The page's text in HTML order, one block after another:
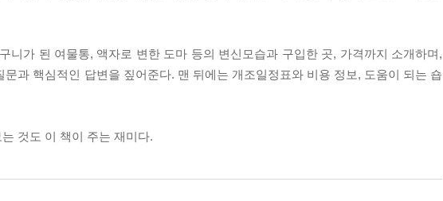
니가 된 여물통, 액자로 변한 도마 등의 변신모습과 구입한 곳, 가격까지 소개하며,
과 핵심적인 답변을 짚어준다. 맨 뒤에는 개조일정표와 비용 정보, 도움이 되는 숍
것도 이 책이 주는 재미다.